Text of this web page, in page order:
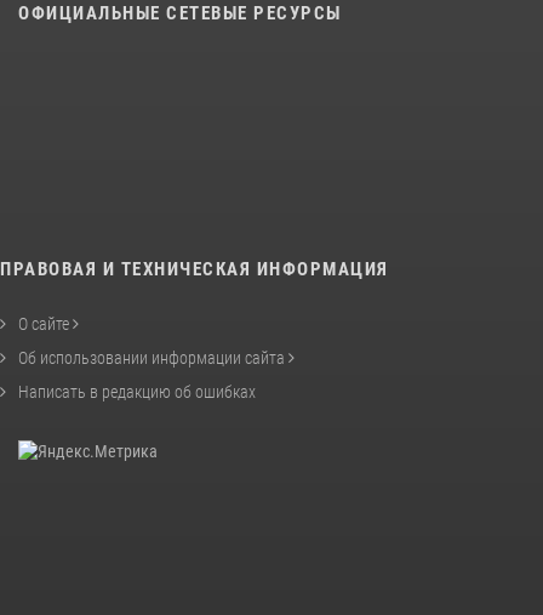
ОФИЦИАЛЬНЫЕ СЕТЕВЫЕ РЕСУРСЫ
ПРАВОВАЯ И ТЕХНИЧЕСКАЯ ИНФОРМАЦИЯ
О сайте
Об использовании информации сайта
Написать в редакцию об ошибках